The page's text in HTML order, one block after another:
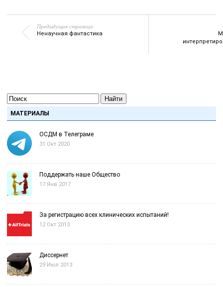
Предыдущая страница
Ненаучная фантастика
Найти
МАТЕРИАЛЫ
ОСДМ в Телеграме
31 Окт 2020
Поддержать наше Общество
17 Янв 2017
За регистрацию всех клинических испытаний!
12 Окт 2013
Диссернет
29 Июл 2013